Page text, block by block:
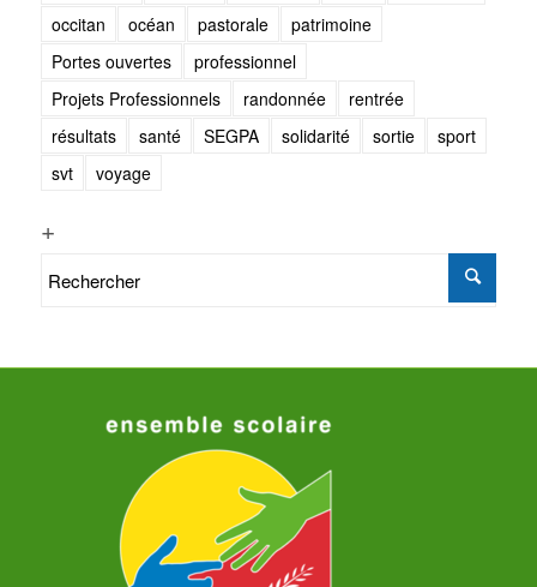
occitan
océan pastorale
patrimoine
Portes ouvertes
professionnel
Projets Professionnels
randonnée
rentrée
résultats
santé SEGPA solidarité sortie
sport
svt
voyage
+